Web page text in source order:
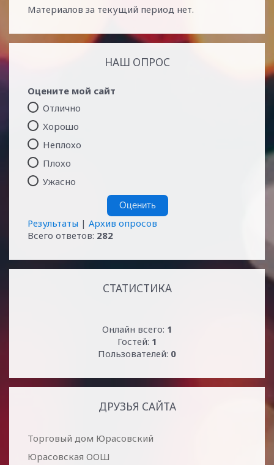
Материалов за текущий период нет.
НАШ ОПРОС
Оцените мой сайт
Отлично
Хорошо
Неплохо
Плохо
Ужасно
Результаты | Архив опросов
Всего ответов: 282
СТАТИСТИКА
Онлайн всего: 1
Гостей: 1
Пользователей: 0
ДРУЗЬЯ САЙТА
Торговый дом Юрасовский
Юрасовская ООШ